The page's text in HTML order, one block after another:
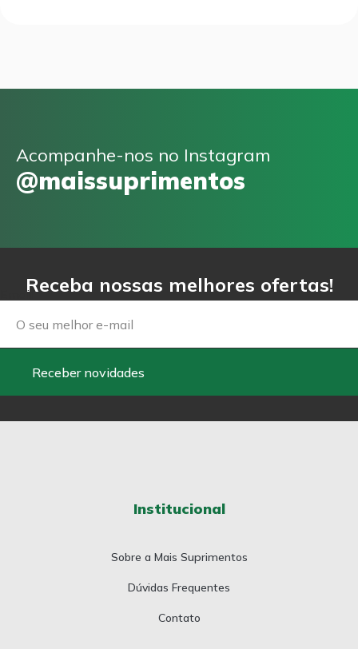
Acompanhe-nos no Instagram
@maissuprimentos
Receba nossas melhores ofertas!
Email
Receber novidades
Institucional
Sobre a Mais Suprimentos
Dúvidas Frequentes
Contato